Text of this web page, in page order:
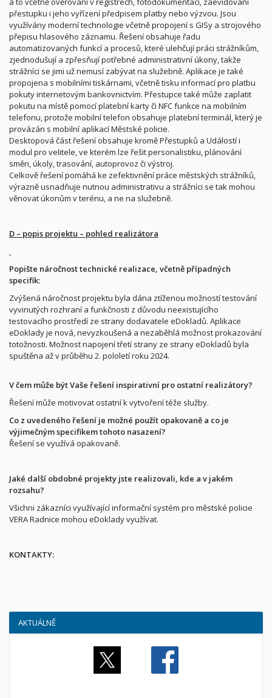
přestupku i jeho vyřízení předpisem platby nebo výzvou. Jsou
využívány moderní technologie včetně propojení s GISy a strojového
přepisu hlasového záznamu. Řešení obsahuje řadu
automatizovaných funkcí a procesů, které ulehčují práci strážníkům,
zjednodušují a zpřesňují potřebné administrativní úkony, takže
strážníci se jimi už nemusí zabývat na služebně. Aplikace je také
propojena s mobilními tiskárnami, včetně tisku informací pro platbu
pokuty internetovým bankovnictvím. Přestupce také může zaplatit
pokutu na místě pomocí platební karty či NFC funkce na mobilním
telefonu, protože mobilní telefon obsahuje platební terminál, který je
provázán s mobilní aplikací Městské policie.
Desktopová část řešení obsahuje kromě Přestupků a Událostí i
modul pro velitele, ve kterém lze řešit personalistiku, plánování
směn, úkoly, trasování, autoprovoz či výstroj.
Celkově řešení pomáhá ke zefektivnění práce městských strážníků,
výrazně usnadňuje nutnou administrativu a strážníci se tak mohou
věnovat úkonům v terénu, a ne na služebně.
D – popis projektu – pohled realizátora
Popište náročnost technické realizace, včetně případných
specifik:
Zvýšená náročnost projektu byla dána ztíženou možností testování
vyvinutých rozhraní a funkčnosti z důvodu neexistujícího
testovacího prostředí ze strany dodavatele eDokladů. Aplikace
eDoklady je nová, nevyzkoušená a nezaběhlá možnost prokazování
totožnosti. Možnost napojení třetí strany ze strany eDokladů byla
spuštěna až v průběhu 2. pololetí roku 2024.
V čem může být Vaše řešení inspirativní pro ostatní realizátory?
Řešení může motivovat ostatní k vytvoření téže služby.
Co z uvedeného řešení je možné použít opakovaně a co je
výjimečným specifikem tohoto nasazení?
Řešení se využívá opakovaně.
Jaké další obdobné projekty jste realizovali, kde a v jakém
rozsahu?
Všichni zákazníci využívající informační systém pro městské policie
VERA Radnice mohou eDoklady využívat.
KONTAKTY:
AKTUÁLNĚ